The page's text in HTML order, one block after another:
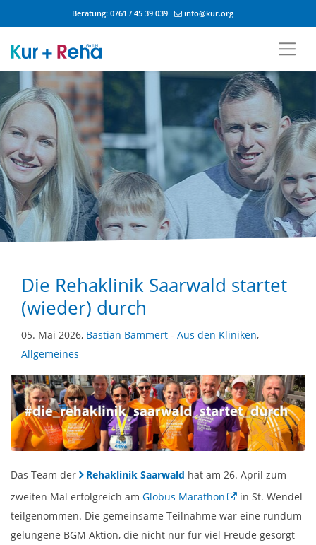
Beratung: 0761 / 45 39 039 info@kur.org
Die Rehaklinik Saarwald startet
(wieder) durch
05. Mai 2026, Bastian Bammert - Aus den Kliniken,
Allgemeines
Das Team der Rehaklinik Saarwald hat am 26. April zum
zweiten Mal erfolgreich am Globus Marathon
in St. Wendel
teilgenommen. Die gemeinsame Teilnahme war eine rundum
gelungene BGM Aktion, die nicht nur für viel Freude gesorgt